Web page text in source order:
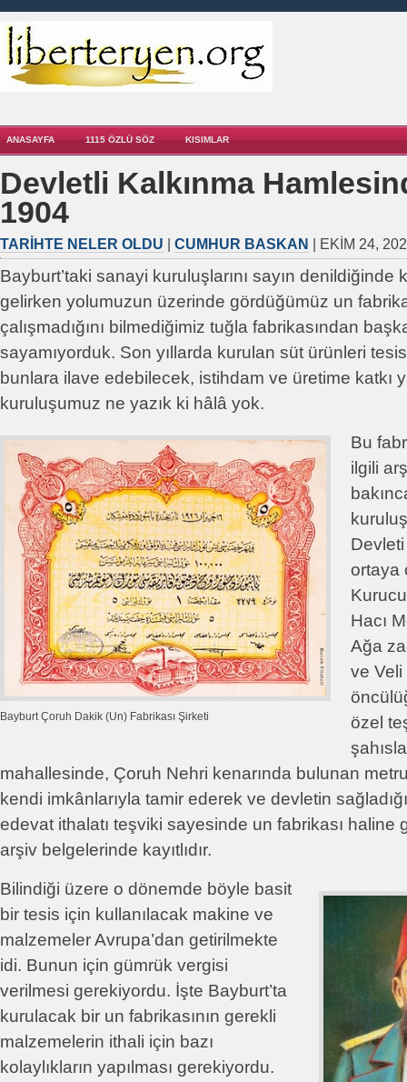
ANASAYFA 1115 ÖZLÜ SÖZ KISIMLAR
Devletli Kalkınma
1904
TARIHTE NELER OLDU CUMHUR BASKAN | EKIM 24,
Bayburt’taki sanayi kuruluşlarını sayın denildiğinde
gelirken yolumuzun üzerinde gördüğümüz un
çalışmadığını bilmediğimiz tuğla fabrikasından
sayamıyorduk. Son yıllarda kurulan süt ürünleri
bunlara ilave edebilecek, istihdam ve üretime katkı
kuruluşumuz ne yazık ki hâlâ yok.
Bayburt Çoruh Dakik (Un) Fabrikası Şirketi
Bu
ilgili
ortaya
Hacı
Ağa
ve
özel
mahallesinde, Çoruh Nehri kenarında bulunan
kendi imkânlarıyla tamir ederek ve devletin
edevat ithalatı teşviki sayesinde un fabrikası haline
arşiv belgelerinde kayıtlıdır.
Bilindiği üzere o dönemde böyle basit
bir tesis için kullanılacak makine ve
malzemeler Avrupa’dan getirilmekte
idi. Bunun için gümrük vergisi
verilmesi gerekiyordu. İşte Bayburt’ta
kurulacak bir un fabrikasının gerekli
malzemelerin ithali için bazı
kolaylıkların yapılması gerekiyordu.